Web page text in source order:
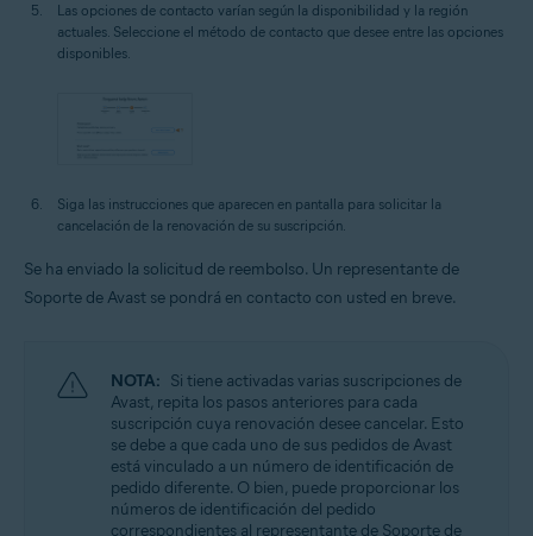
Las opciones de contacto varían según la disponibilidad y la región
actuales. Seleccione el método de contacto que desee entre las opciones
disponibles.
Siga las instrucciones que aparecen en pantalla para solicitar la
cancelación de la renovación de su suscripción.
Se ha enviado la solicitud de reembolso. Un representante de
Soporte de Avast se pondrá en contacto con usted en breve.
NOTA: Si tiene activadas varias suscripciones de
Avast, repita los pasos anteriores para cada
suscripción cuya renovación desee cancelar. Esto
se debe a que cada uno de sus pedidos de Avast
está vinculado a un número de identificación de
pedido diferente. O bien, puede proporcionar los
números de identificación del pedido
correspondientes al representante de Soporte de